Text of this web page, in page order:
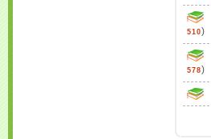
510)
578)